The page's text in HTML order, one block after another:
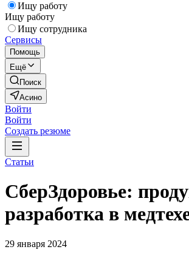
Ищу работу
Ищу работу
Ищу сотрудника
Сервисы
Помощь
Ещё
Поиск
Асино
Войти
Войти
Создать резюме
Статьи
СберЗдоровье:
разработка в
29 января 2024